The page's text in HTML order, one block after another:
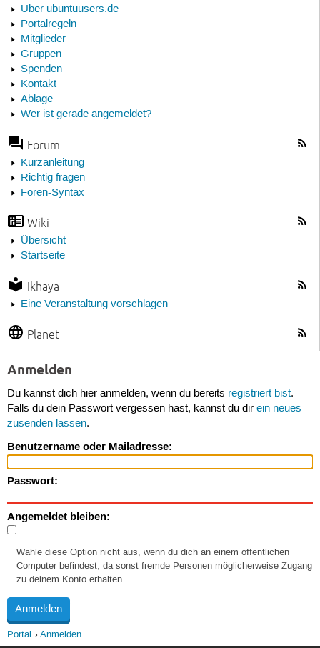
Über ubuntuusers.de
Portalregeln
Mitglieder
Gruppen
Spenden
Kontakt
Ablage
Wer ist gerade angemeldet?
Forum
Kurzanleitung
Richtig fragen
Foren-Syntax
Wiki
Übersicht
Startseite
Ikhaya
Eine Veranstaltung vorschlagen
Planet
Anmelden
Du kannst dich hier anmelden, wenn du bereits registriert bist.
Falls du dein Passwort vergessen hast, kannst du dir ein neues
zusenden lassen.
Benutzername oder Mailadresse:
Passwort:
Angemeldet bleiben:
Wähle diese Option nicht aus, wenn du dich an einem öffentlichen
Computer befindest, da sonst fremde Personen möglicherweise Zugang
zu deinem Konto erhalten.
Portal Anmelden